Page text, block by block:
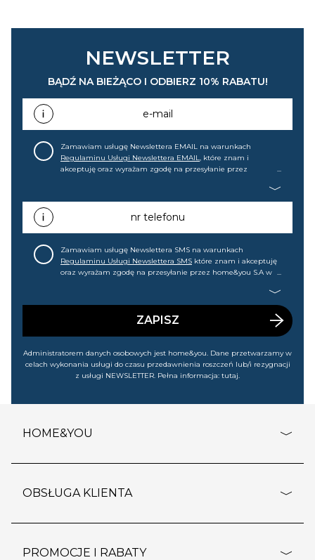
NEWSLETTER
BĄDŹ NA BIEŻĄCO I ODBIERZ 10% RABATU!
e-mail
Zamawiam usługę Newslettera EMAIL na warunkach
Regulaminu Usługi Newslettera EMAIL, które znam i
akceptuję oraz wyrażam zgodę na przesyłanie przez
promocjach, wyprzedażach). Wiem, że mogę tę zgodę w
każdej chwili cofnąć.nr telefonu
Zamawiam usługę Newslettera SMS na warunkach
Regulaminu Usługi Newslettera SMS które znam i akceptuję
oraz wyrażam zgodę na przesyłanie przez home&you S.A w
wyprzedażach). Wiem, że mogę tę zgodę w każdej chwili
ZAPISZ
Administratorem danych osobowych jest home&you. Dane przetwarzamy w
celach wykonania usługi do czasu przedawnienia roszczeń lub/i rezygnacji
z usługi NEWSLETTER. Pełna informacja: tutaj.
HOME&YOU
o firmie
OBSŁUGA KLIENTA
dostawy i płatność
PROMOCJE I RABATY